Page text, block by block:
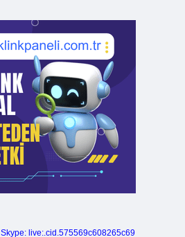
Skype: live:.cid.575569c608265c69